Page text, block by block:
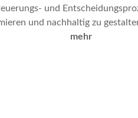
und
und nachhaltig zu
dass immer komplexer
mehr